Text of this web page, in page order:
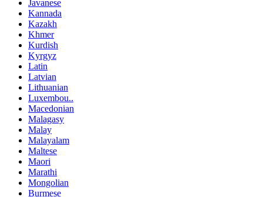
Javanese
Kannada
Kazakh
Khmer
Kurdish
Kyrgyz
Latin
Latvian
Lithuanian
Luxembou..
Macedonian
Malagasy
Malay
Malayalam
Maltese
Maori
Marathi
Mongolian
Burmese